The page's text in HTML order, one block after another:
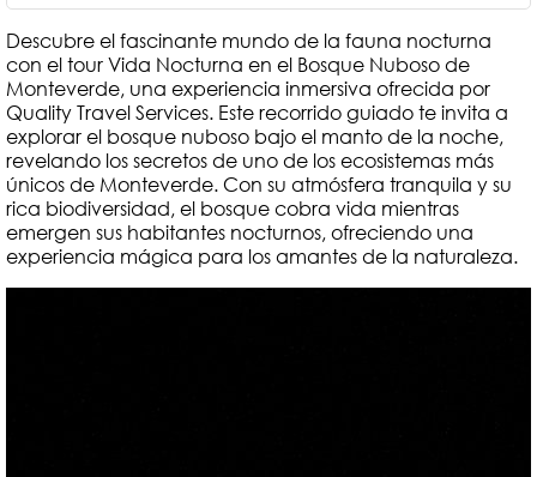
Descubre el fascinante mundo de la fauna nocturna
con el tour Vida Nocturna en el Bosque Nuboso de
Monteverde, una experiencia inmersiva ofrecida por
Quality Travel Services. Este recorrido guiado te invita a
explorar el bosque nuboso bajo el manto de la noche,
revelando los secretos de uno de los ecosistemas más
únicos de Monteverde. Con su atmósfera tranquila y su
rica biodiversidad, el bosque cobra vida mientras
emergen sus habitantes nocturnos, ofreciendo una
experiencia mágica para los amantes de la naturaleza.